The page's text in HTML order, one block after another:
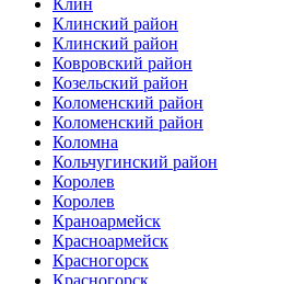
Клинский район
Клинский район
Ковровский район
Козельский район
Коломенский район
Коломенский район
Коломна
Кольчугинский район
Королев
Королев
Краноармейск
Красноармейск
Красногорск
Красногорск